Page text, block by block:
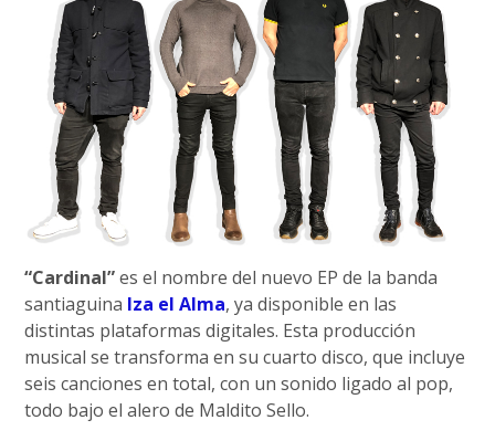
“Cardinal”es el nombre del nuevo EP de la banda
santiaguina Iza el Alma, ya disponible en las
distintas plataformas digitales. Esta producción
musical se transforma en su cuarto disco, que incluye
seis canciones en total, con un sonido ligado al pop,
todo bajo el alero de Maldito Sello.